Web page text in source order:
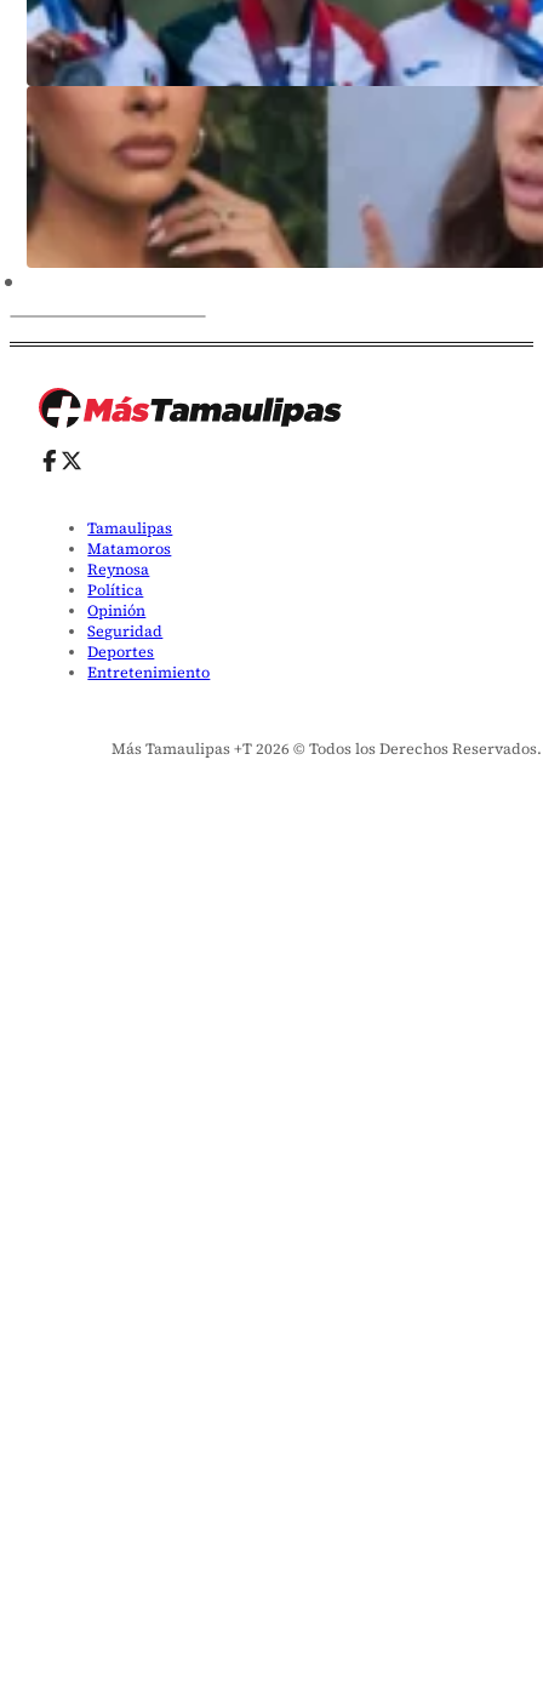
Tamaulipas
Matamoros
Reynosa
Política
Opinión
Seguridad
Deportes
Entretenimiento
Más Tamaulipas +T 2026 © Todos los Derechos